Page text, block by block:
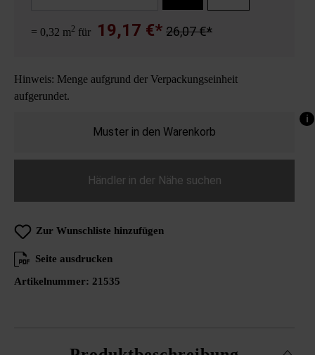
= 0,32 m2 für 19,17 €* 26,07 €*
Hinweis: Menge aufgrund der Verpackungseinheit
aufgerundet.
Muster in den Warenkorb
i
Händler in der Nähe suchen
Zur Wunschliste hinzufügen
Seite ausdrucken
Artikelnummer: 21535